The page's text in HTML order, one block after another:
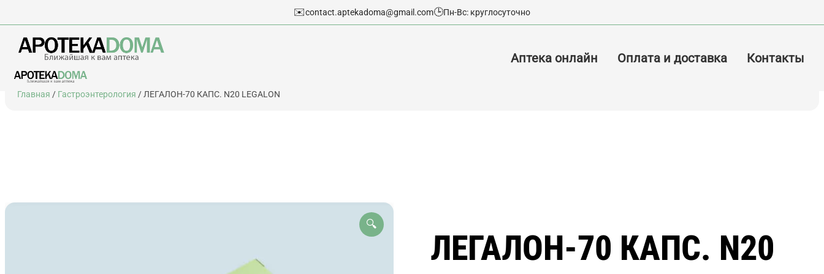
Перейти
✉️contact.aptekadoma@gmail.com🕒Пн-Вс: круглосуточно
Аптека онлайн Оплата и доставка Контакты
Главная / Гастроэнтерология / ЛЕГАЛОН-70 КАПС. N20 LEGALON
🔍
ЛЕГАЛОН-70 КАПС. N20